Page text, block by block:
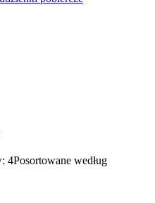
4Posortowane według